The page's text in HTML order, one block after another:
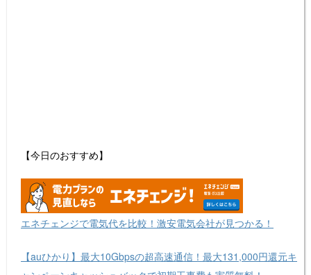
【今日のおすすめ】
エネチェンジで電気代を比較！激安電気会社が見つかる！
【auひかり】最大10Gbpsの超高速通信！最大131,000円還元キ